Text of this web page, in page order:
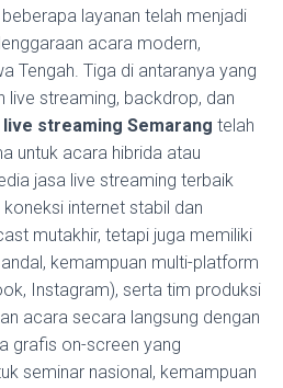
layanan telah menjadi
acara modern,
Tengah. Tiga di antaranya yang
live streaming, backdrop, dan
live streaming Semarang telah
untuk acara hibrida atau
jasa live streaming terbaik
internet stabil dan
mutakhir, tetapi juga memiliki
kemampuan multi-platform
Instagram), serta tim produksi
acara secara langsung dengan
grafis on-screen yang
seminar nasional, kemampuan